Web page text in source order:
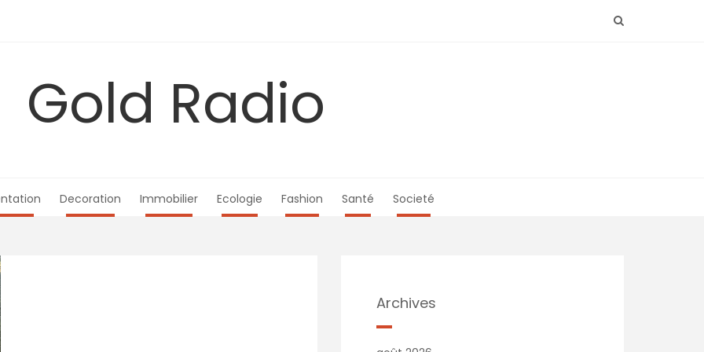
Gold Radio
Decoration Immobilier Ecologie Fashion Santé Societé
Archives